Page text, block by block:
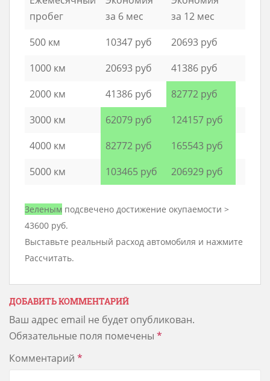
пробег
за 6 мес
за 12 мес
500 км
10347 руб
20693 руб
1000 км
20693 руб
41386 руб
2000 км
41386 руб
82772 руб
3000 км
62079 руб
124157 руб
4000 км
82772 руб
165543 руб
5000 км
103465 руб 206929 руб
Зеленым подсвечено достижение окупаемости >
43600 руб.
Выставьте реальный расход автомобиля и нажмите
Рассчитать.
ДОБАВИТЬ КОММЕНТАРИЙ
Ваш адрес email не будет опубликован.
Обязательные поля помечены *
Комментарий *